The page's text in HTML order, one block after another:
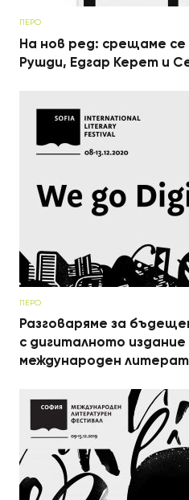
ПЕРО
На нов ред: срещаме се
Рушди, Едгар Керет и
ПЕРО
Разговаряме за
с дигиталното
международен